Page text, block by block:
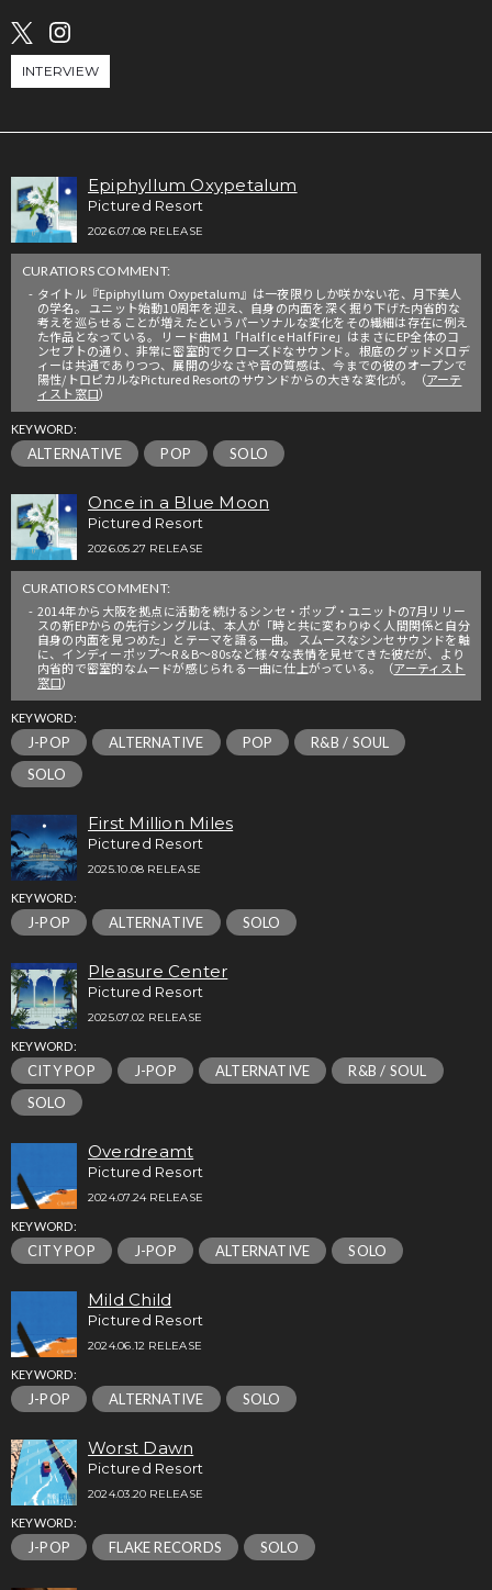
INTERVIEW
Epiphyllum Oxypetalum
Pictured Resort
2026.07.08 RELEASE
CURATIORS COMMENT:
タイトル『Epiphyllum Oxypetalum』は一夜限りしか咲かない花、月下美人
の学名。 ユニット始動10周年を迎え、自身の内面を深く掘り下げた内省的な
考えを巡らせることが増えたというパーソナルな変化をその繊細は存在に例え
た作品となっている。 リード曲M1「Half Ice Half Fire」はまさにEP全体のコ
ンセプトの通り、非常に密室的でクローズドなサウンド。 根底のグッドメロデ
ィーは共通でありつつ、展開の少なさや音の質感は、今までの彼のオープンで
陽性/トロピカルなPictured Resortのサウンドからの大きな変化が。（アーテ
ィスト窓口）
KEYWORD:
ALTERNATIVE POP SOLO
Once in a Blue Moon
Pictured Resort
2026.05.27 RELEASE
CURATIORS COMMENT:
2014年から大阪を拠点に活動を続けるシンセ・ポップ・ユニットの7月リリー
スの新EPからの先行シングルは、本人が「時と共に変わりゆく人間関係と自分
自身の内面を見つめた」とテーマを語る一曲。 スムースなシンセサウンドを軸
に、インディーポップ〜R＆B〜80sなど様々な表情を見せてきた彼だが、より
内省的で密室的なムードが感じられる一曲に仕上がっている。（アーティスト
窓口）
KEYWORD:
J-POP ALTERNATIVE POP
R&B / SOUL
SOLO
First Million Miles
Pictured Resort
2025.10.08 RELEASE
KEYWORD:
J-POP ALTERNATIVE SOLO
Pleasure Center
Pictured Resort
2025.07.02 RELEASE
KEYWORD:
CITY POP J-POP ALTERNATIVE
R&B / SOUL
SOLO
Overdreamt
Pictured Resort
2024.07.24 RELEASE
KEYWORD:
CITY POP J-POP ALTERNATIVE SOLO
Mild Child
Pictured Resort
2024.06.12 RELEASE
KEYWORD:
J-POP ALTERNATIVE SOLO
Worst Dawn
Pictured Resort
2024.03.20 RELEASE
KEYWORD:
J-POP FLAKE RECORDS SOLO